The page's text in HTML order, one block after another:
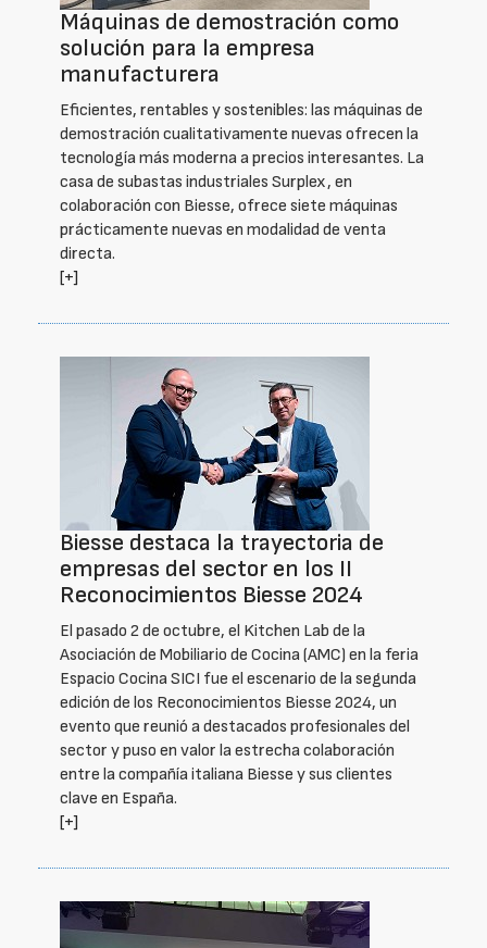
Máquinas de demostración como
solución para la empresa
manufacturera
Eficientes, rentables y sostenibles: las máquinas de
demostración cualitativamente nuevas ofrecen la
tecnología más moderna a precios interesantes. La
casa de subastas industriales Surplex, en
colaboración con Biesse, ofrece siete máquinas
prácticamente nuevas en modalidad de venta
directa.
[+]
Biesse destaca la trayectoria de
empresas del sector en los II
Reconocimientos Biesse 2024
El pasado 2 de octubre, el Kitchen Lab de la
Asociación de Mobiliario de Cocina (AMC) en la feria
Espacio Cocina SICI fue el escenario de la segunda
edición de los Reconocimientos Biesse 2024, un
evento que reunió a destacados profesionales del
sector y puso en valor la estrecha colaboración
entre la compañía italiana Biesse y sus clientes
clave en España.
[+]